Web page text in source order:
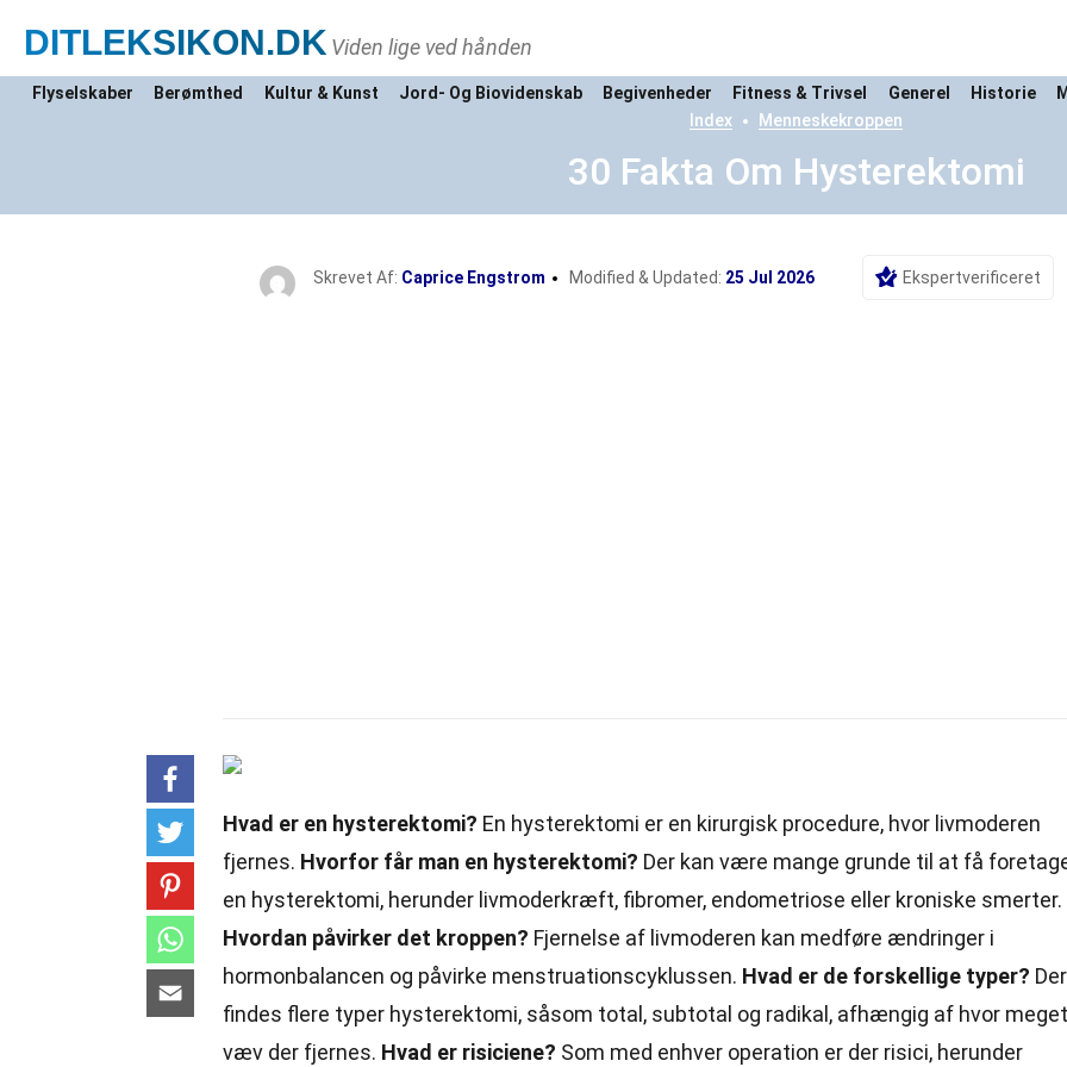
DITLEKSIKON.DK Viden lige ved hånden
Flyselskaber Berømthed Kultur & Kunst Jord- Og Biovidenskab Begivenheder Fitness & Trivsel Generel Historie
Index
Menneskekroppen
30 Fakta Om Hysterektomi
Skrevet Af: Caprice Engstrom Modified & Updated: 25 Jul 2026 Ekspertverificeret
Hvad er en hysterektomi? En hysterektomi er en kirurgisk procedure, hvor livmoderen
fjernes. Hvorfor får man en hysterektomi? Der kan være mange grunde til at få
en hysterektomi, herunder livmoderkræft, fibromer, endometriose eller kroniske smerter.
Hvordan påvirker det kroppen? Fjernelse af livmoderen kan medføre ændringer i
hormonbalancen og påvirke menstruationscyklussen. Hvad er de forskellige typer? Der
findes flere typer hysterektomi, såsom total, subtotal og radikal, afhængig af hvor meget
væv der fjernes. Hvad er risiciene? Som med enhver operation er der risici, herunder